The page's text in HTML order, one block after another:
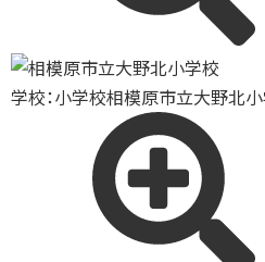
学校：小学校相模原市立大野北小